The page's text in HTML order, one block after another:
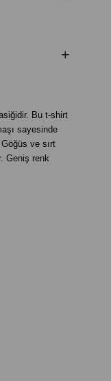
Bu t-shirt
sayesinde
ve sırt
Geniş renk